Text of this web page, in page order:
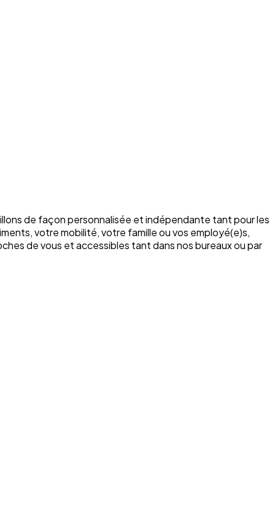
de façon personnalisée et indépendante tant pour les
votre mobilité, votre famille ou vos employé(e)s,
de vous et accessibles tant dans nos bureaux ou par